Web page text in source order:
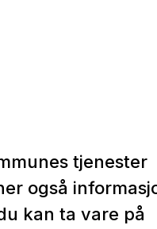
tjenester
også
kan ta vare på